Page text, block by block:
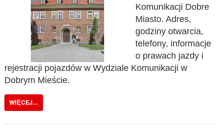
Komunikacji Dobre
Miasto. Adres,
godziny otwarcia,
telefony, informacje
o prawach jazdy i
rejestracji pojazdów w Wydziale Komunikacji w
Dobrym Mieście.
WIĘCEJ...